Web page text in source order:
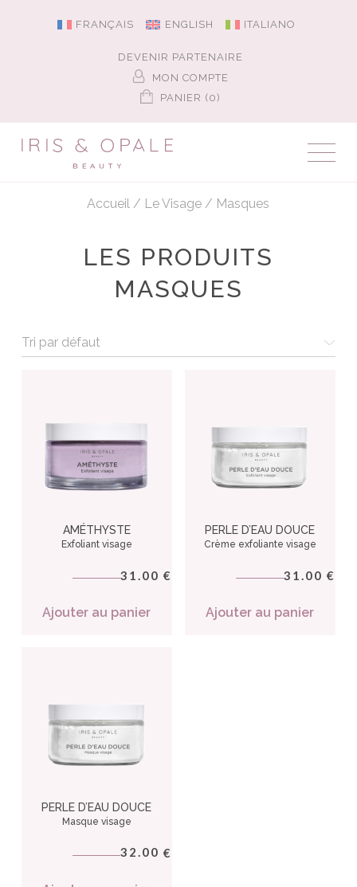
FRANÇAIS ENGLISH ITALIANO
DEVENIR PARTENAIRE
MON COMPTE
PANIER (0)
Accueil / Le Visage / Masques
LES PRODUITS
MASQUES
AMÉTHYSTE
Exfoliant visage
31.00 €
Ajouter au panier
PERLE D’EAU DOUCE
Crème exfoliante visage
31.00 €
Ajouter au panier
PERLE D’EAU DOUCE
Masque visage
32.00 €